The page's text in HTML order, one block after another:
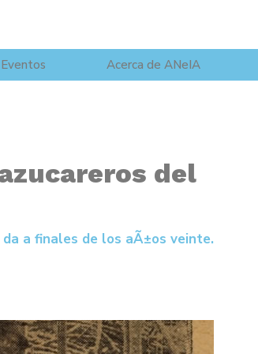
Eventos Acerca de ANeIA
del
a finales de los aÃ±os veinte.